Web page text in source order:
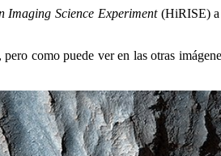
Imaging Science Experiment(HiRISE) a
como puede ver en las otras